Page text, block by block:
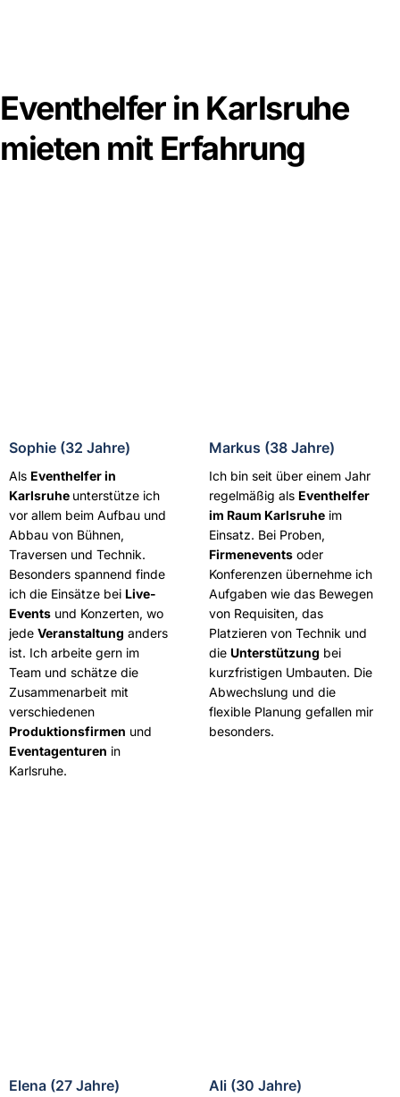
Eventhelfer in Karlsruhe
mieten mit Erfahrung
Sophie (32 Jahre)
Als Eventhelfer in
Karlsruhe unterstütze ich
vor allem beim Aufbau und
Abbau von Bühnen,
Traversen und Technik.
Besonders spannend finde
ich die Einsätze bei Live-
Events und Konzerten, wo
jede Veranstaltung anders
ist. Ich arbeite gern im
Team und schätze die
Zusammenarbeit mit
verschiedenen
Produktionsfirmen und
Eventagenturen in
Karlsruhe.
Markus (38 Jahre)
Ich bin seit über einem Jahr
regelmäßig als Eventhelfer
im Raum Karlsruhe im
Einsatz. Bei Proben,
Firmenevents oder
Konferenzen übernehme ich
Aufgaben wie das Bewegen
von Requisiten, das
Platzieren von Technik und
die Unterstützung bei
kurzfristigen Umbauten. Die
Abwechslung und die
flexible Planung gefallen mir
besonders.
Elena (27 Jahre) Ali (30 Jahre)